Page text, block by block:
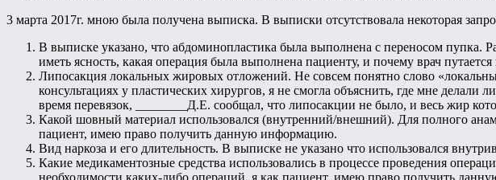
3 марта 2017г. мною была получена выписка. В выписки отсутствовала некоторая
В выписке указано, что абдоминопластика была выполнена с переносом пупка.
иметь ясность, какая операция была выполнена пациенту, и почему врач путается
Липосакция локальных жировых отложений. Не совсем понятно слово
консультациях у пластических хирургов, я не смогла объяснить, где мне
время перевязок, ________Д.Е. сообщал, что липосакции не было, и весь жир
Какой шовный материал использовался (внутренний/внешний). Для полного
пациент, имею право получить данную информацию.
Вид наркоза и его длительность. В выписке не указано что использовался
Какие медикаментозные средства использовались в процессе проведения
необходимости каких-либо операций, я как пациент, имею право получить